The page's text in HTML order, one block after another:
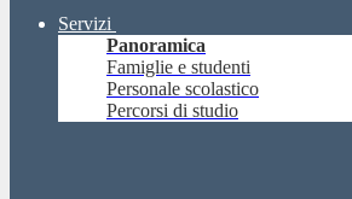
Servizi
Panoramica
Famiglie e studenti
Personale scolastico
Percorsi di studio